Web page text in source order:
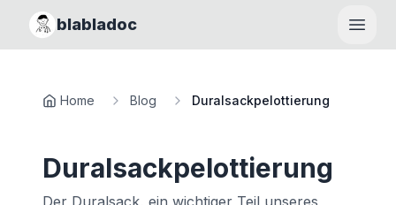
blabladoc
Home Blog Duralsackpelottierung
Duralsackpelottierung
Der Duralsack, ein wichtiger Teil unseres